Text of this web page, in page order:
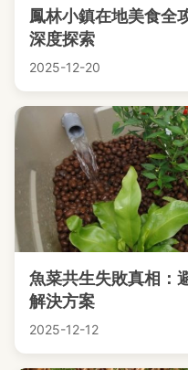
鳳林小鎮在地美食全
深度探索
2025-12-20
魚菜共生失敗真相：
解決方案
2025-12-12